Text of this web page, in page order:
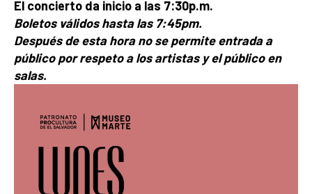
El concierto da inicio a las 7:30p.m.
Boletos válidos hasta las 7:45pm.
Después de esta hora no se permite entrada a
público por respeto a los artistas y el público en
salas.